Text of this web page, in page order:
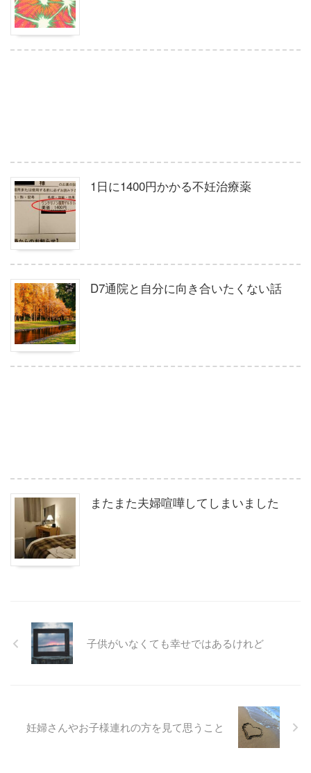
1日に1400円かかる不妊治療薬
D7通院と自分に向き合いたくない話
またまた夫婦喧嘩してしまいました
子供がいなくても幸せではあるけれど
妊婦さんやお子様連れの方を見て思うこと